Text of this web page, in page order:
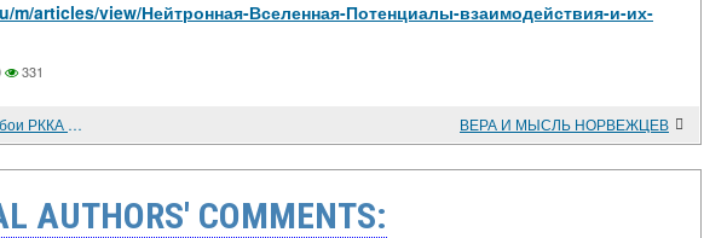
m/articles/view/Нейтронная-Вселенная-Потенциалы-взаимодействия-и-их-
331
Июль 1941 года. Оборонительные бои РККА на Дисненском плацдарме ВЕРА И МЫСЛЬ НОРВЕЖЦЕВ
AUTHORS' COMMENTS: